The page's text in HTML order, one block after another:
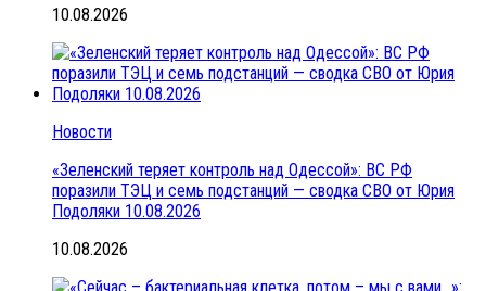
10.08.2026
Новости
«Зеленский теряет контроль над Одессой»: ВС РФ
поразили ТЭЦ и семь подстанций — сводка СВО от Юрия
Подоляки 10.08.2026
10.08.2026